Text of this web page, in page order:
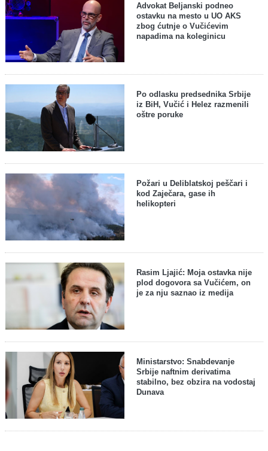
Advokat Beljanski podneo
ostavku na mesto u UO AKS
zbog ćutnje o Vučićevim
napadima na koleginicu
Po odlasku predsednika Srbije
iz BiH, Vučić i Helez razmenili
oštre poruke
Požari u Deliblatskoj peščari i
kod Zaječara, gase ih
helikopteri
Rasim Ljajić: Moja ostavka nije
plod dogovora sa Vučićem, on
je za nju saznao iz medija
Ministarstvo: Snabdevanje
Srbije naftnim derivatima
stabilno, bez obzira na vodostaj
Dunava